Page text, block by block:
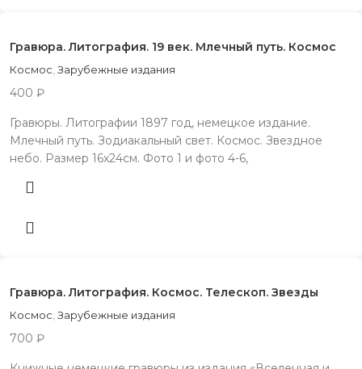
Гравюра. Литография. 19 век. Млечный путь. Космос
Космос, Зарубежные издания
400 ₽
Гравюры. Литографии 1897 год, немецкое издание.
Млечный путь. Зодиакальный свет. Космос. Звездное
небо. Размер 16х24см. Фото 1 и фото 4-6,
Гравюра. Литография. Космос. Телескоп. Звезды
Космос, Зарубежные издания
700 ₽